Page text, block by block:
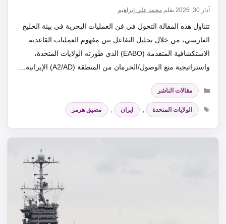
آذار 30, 2026 بقلم محمد علي إبراهيم
تتناول هذه المقالة التحول في فن العمليات البحرية في بيئة الخليج
الفارسي، من خلال تحليل التفاعل بين مفهوم العمليات القاعدية
الاستكشافية المتقدمة (EABO) الذي طورته الولايات المتحدة،
واستراتيجية منع الوصول/الحرمان من المنطقة (A2/AD) الإيرانية.…
التصنيفات
مقالات الناشر
الوسوم
الولايات المتحدة , ايران , مضيق هرمز